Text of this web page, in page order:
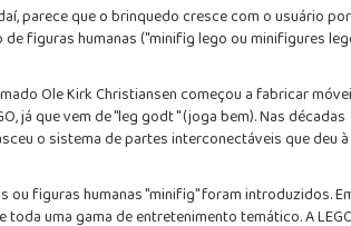
parece que o brinquedo cresce com o usuário
figuras humanas ("minifig lego ou minifigures
Ole Kirk Christiansen começou a fabricar
já que vem de "leg godt " (joga bem). Nas décadas
o sistema de partes interconectáveis que deu à
figuras humanas "minifig" foram introduzidos.
uma gama de entretenimento temático. A